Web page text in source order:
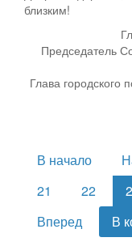
близким!
Председатель
Глава городского
В начало
21
22
Вперед
В